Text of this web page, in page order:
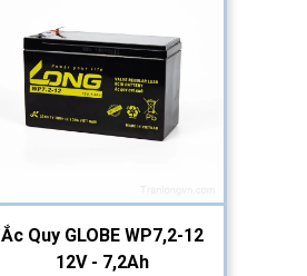
Ắc Quy GLOBE WP7,2-12
12V - 7,2Ah